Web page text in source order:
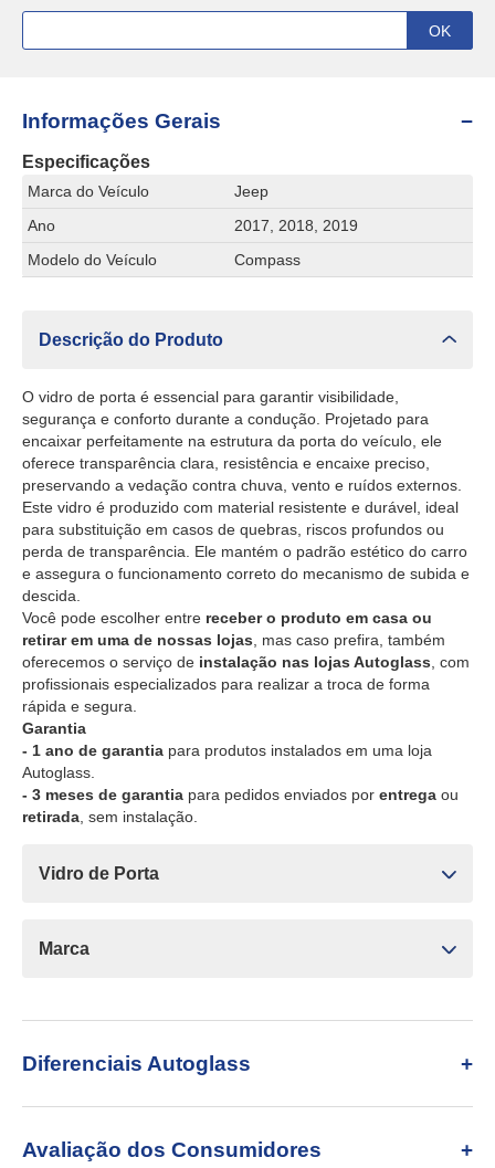
Informações Gerais
Especificações
Marca do Veículo
Jeep
Ano
2017, 2018, 2019
Modelo do Veículo
Compass
Descrição do Produto
O vidro de porta é essencial para garantir visibilidade,
segurança e conforto durante a condução. Projetado para
encaixar perfeitamente na estrutura da porta do veículo, ele
oferece transparência clara, resistência e encaixe preciso,
preservando a vedação contra chuva, vento e ruídos externos.
Este vidro é produzido com material resistente e durável, ideal
para substituição em casos de quebras, riscos profundos ou
perda de transparência. Ele mantém o padrão estético do carro
e assegura o funcionamento correto do mecanismo de subida e
descida.
Você pode escolher entre receber o produto em casa ou
retirar em uma de nossas lojas , mas caso prefira, também
oferecemos o serviço de instalação nas lojas Autoglass , com
profissionais especializados para realizar a troca de forma
rápida e segura.
Garantia
- 1 ano de garantia para produtos instalados em uma loja
Autoglass.
- 3 meses de garantia para pedidos enviados por entrega ou
retirada , sem instalação.
Vidro de Porta
Marca
Diferenciais Autoglass
Avaliação dos Consumidores